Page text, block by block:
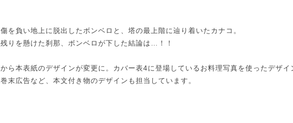
を負い地上に脱出したボンベロと、塔の最上階に辿り着いたカナコ。
りを懸けた刹那、ボンベロが下した結論は…！！
ら本表紙のデザインが変更に。カバー表4に登場しているお料理写真を使ったデザイ
末広告など、本文付き物のデザインも担当しています。